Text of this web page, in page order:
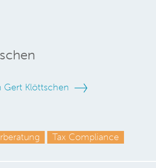
Gert Klöttschen
Tax Compliance